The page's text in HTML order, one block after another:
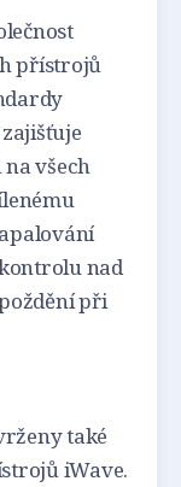
přístrojů
všech
nad
při
také
iWave.